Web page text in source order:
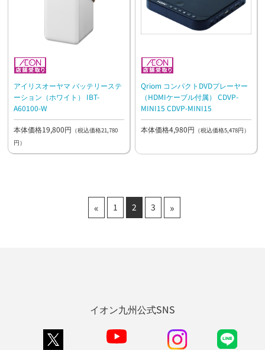
アイリスオーヤマ バッテリーステ
ーション（ホワイト） IBT-
A60100-W
本体価格19,800円 （税込価格21,780
円）
Qriom コンパクトDVDプレーヤー
（HDMIケーブル付属） CDVP-
MINI15 CDVP-MINI15
本体価格4,980円 （税込価格5,478円）
« 1 2 3 »
イオン九州公式SNS